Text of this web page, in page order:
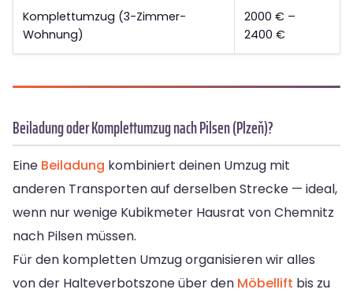
Komplettumzug (3-Zimmer-
Wohnung)
2000 € –
2400 €
Beiladung oder Komplettumzug nach Pilsen (Plzeň)?
Eine Beiladung kombiniert deinen Umzug mit
anderen Transporten auf derselben Strecke — ideal,
wenn nur wenige Kubikmeter Hausrat von Chemnitz
nach Pilsen müssen.
Für den kompletten Umzug organisieren wir alles
von der Halteverbotszone über den Möbellift bis zu